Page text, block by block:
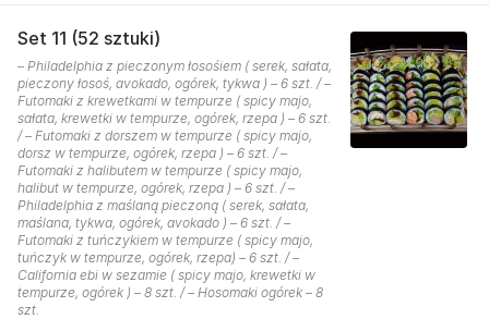
Set 11 (52 sztuki)
– Philadelphia z pieczonym łosośiem ( serek, sałata,
pieczony łosoś, avokado, ogórek, tykwa ) – 6 szt. / –
Futomaki z krewetkami w tempurze ( spicy majo,
sałata, krewetki w tempurze, ogórek, rzepa ) – 6 szt.
/ – Futomaki z dorszem w tempurze ( spicy majo,
dorsz w tempurze, ogórek, rzepa ) – 6 szt. / –
Futomaki z halibutem w tempurze ( spicy majo,
halibut w tempurze, ogórek, rzepa ) – 6 szt. / –
Philadelphia z maślaną pieczoną ( serek, sałata,
maślana, tykwa, ogórek, avokado ) – 6 szt. / –
Futomaki z tuńczykiem w tempurze ( spicy majo,
tuńczyk w tempurze, ogórek, rzepa) – 6 szt. / –
California ebi w sezamie ( spicy majo, krewetki w
tempurze, ogórek ) – 8 szt. / – Hosomaki ogórek – 8
szt.